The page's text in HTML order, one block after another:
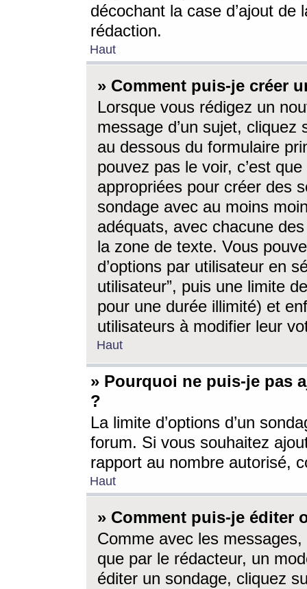
décochant la case d’ajout
rédaction.
Haut
» Comment puis-je créer
Lorsque vous rédigez un
message d’un sujet, cliquez
au dessous du formulaire
pouvez pas le voir, c’est
appropriées pour créer des
sondage avec au moins
adéquats, avec chacune
la zone de texte. Vous
d’options par utilisateur en
utilisateur”, puis une limite
pour une durée illimité) et
utilisateurs à modifier leur
Haut
» Pourquoi ne puis-je pas
?
La limite d’options d’un
forum. Si vous souhaitez
rapport au nombre autorisé,
Haut
» Comment puis-je éditer
Comme avec les
que par le rédacteur, un
éditer un sondage, cliquez